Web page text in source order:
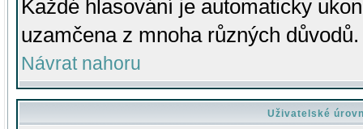
Každé hlasování je automaticky
uzamčena z mnoha různých důvodů.
Návrat nahoru
Uživatelské